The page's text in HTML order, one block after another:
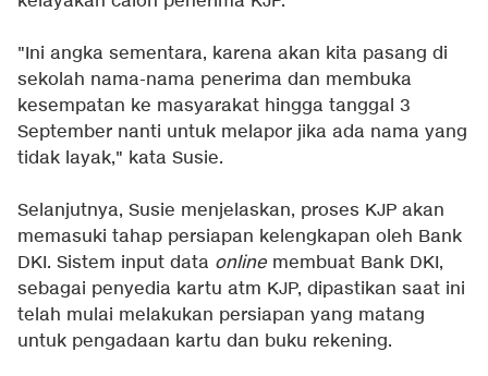
"Ini angka sementara, karena akan kita pasang di
sekolah nama-nama penerima dan membuka
kesempatan ke masyarakat hingga tanggal 3
September nanti untuk melapor jika ada nama yang
tidak layak," kata Susie.
Selanjutnya, Susie menjelaskan, proses KJP akan
memasuki tahap persiapan kelengkapan oleh Bank
DKI. Sistem input data online membuat Bank DKI,
sebagai penyedia kartu atm KJP, dipastikan saat ini
telah mulai melakukan persiapan yang matang
untuk pengadaan kartu dan buku rekening.